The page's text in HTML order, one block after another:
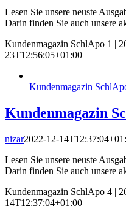
Lesen Sie unsere neuste
Darin finden Sie auch unsere
Kundenmagazin SchlApo 1 |
23T12:56:05+01:00
Kundenmagazin
Kundenmagazin
nizar2022-12-
Lesen Sie unsere neuste
Darin finden Sie auch unsere
Kundenmagazin SchlApo 4 |
14T12:37:04+01:00